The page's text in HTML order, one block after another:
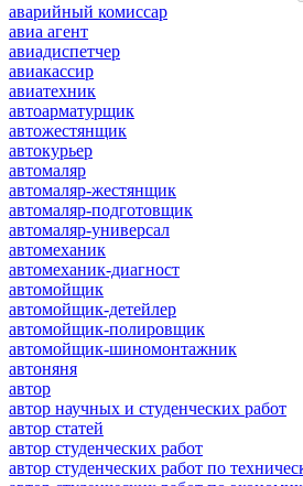
аварийный комиссар
авиа агент
авиадиспетчер
авиакассир
авиатехник
автоарматурщик
автожестянщик
автокурьер
автомаляр
автомаляр-жестянщик
автомаляр-подготовщик
автомаляр-универсал
автомеханик
автомеханик-диагност
автомойщик
автомойщик-детейлер
автомойщик-полировщик
автомойщик-шиномонтажник
автоняня
автор
автор научных и студенческих работ
автор статей
автор студенческих работ
автор студенческих работ по